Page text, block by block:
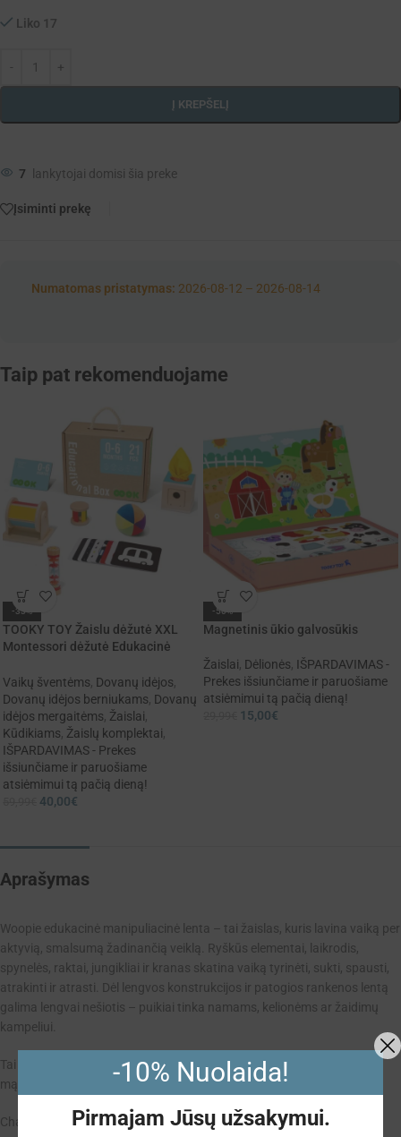
Liko 17
Į KREPŠELĮ
7 lankytojai domisi šia preke
Įsiminti prekę
Numatomas pristatymas: 2026-08-12 – 2026-08-14
Taip pat rekomenduojame
-33%
TOOKY TOY Žaislu dėžutė XXL
Montessori dėžutė Edukacinė
Vaikų šventėms, Dovanų idėjos,
Dovanų idėjos berniukams, Dovanų
idėjos mergaitėms, Žaislai,
Kūdikiams, Žaislų komplektai,
IŠPARDAVIMAS - Prekes
išsiunčiame ir paruošiame
atsiėmimui tą pačią dieną!
40,00€
-50%
Magnetinis ūkio galvosūkis
Žaislai, Dėlionės, IŠPARDAVIMAS -
Prekes išsiunčiame ir paruošiame
atsiėmimui tą pačią dieną!
15,00€
Aprašymas
Woopie edukacinė manipuliacinė lenta – tai žaislas, kuris lavina vaiką per
aktyvią, smalsumą žadinančią veiklą. Ryškūs elementai, laikrodis,
spynelės, raktai, jungikliai ir kranas skatina vaiką tyrinėti, sukti, spausti,
atrakinti ir atrasti. Dėl lengvos konstrukcijos ir patogios rankenos lentą
galima lengvai nešiotis – puikiai tinka namams, kelionėms ar žaidimų
kampeliui.
Tai puikus edukacinis žaislas, kuris vienu metu lavina motoriką, loginį
mąstymą ir savarankiškumą.
Charakteristikos
-10% Nuolaida!
Pirmajam Jūsų užsakymui.